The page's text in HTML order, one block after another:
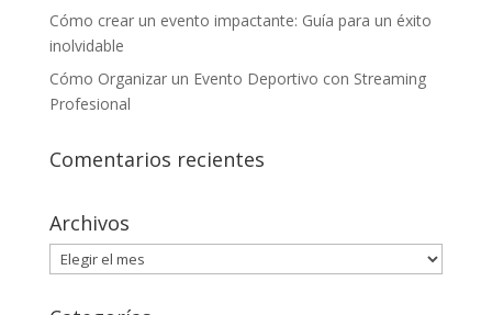
Cómo crear un evento impactante: Guía para un éxito
inolvidable
Cómo Organizar un Evento Deportivo con Streaming
Profesional
Comentarios recientes
Archivos
Archivos